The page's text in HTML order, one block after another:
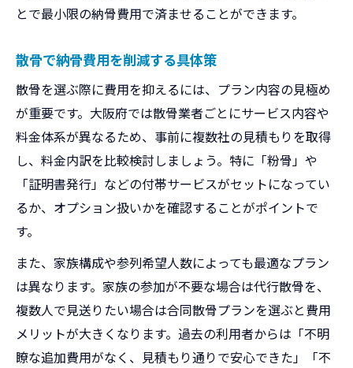
とで最小限の納骨費用で済ませることができます。
散骨で納骨費用を削減する具体策
散骨を選ぶ際に費用を抑えるには、プラン内容の見極め
が重要です。大阪府では散骨業者ごとにサービス内容や
料金体系が異なるため、事前に複数社の見積もりを取得
し、料金内訳を比較検討しましょう。特に「粉骨」や
「証明書発行」などの付帯サービスがセットになってい
るか、オプション扱いかを確認することがポイントで
す。
また、家族構成や参列希望人数によっても最適なプラン
は異なります。家族の参加が不要な場合は代行散骨を、
複数人で見送りたい場合は合同散骨プランを選ぶと費用
メリットが大きくなります。過去の利用者からは「不明
瞭な追加費用がなく、見積もり通りで安心できた」「不